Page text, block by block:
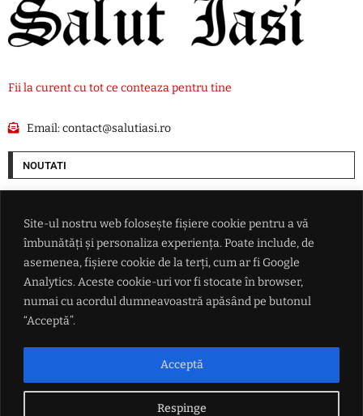
Site-ul nostru web folosește fișiere cookie pentru a vă
îmbunătăți și personaliza experiența. Poate include, de
asemenea, fișiere cookie de la terți, cum ar fi Google
Analytics. Aceste cookie-uri vor fi stocate în browser,
numai cu acordul dumneavoastră apăsând pe butonul
“Acceptă”.
Respinge
Acceptă
Fii la curent cu tot ce conteaza pentru tine
Email:contact@salutiasi.ro
NOUTATI
pentru o mină de scandiu din Australia
Ucraina lovește două rafinării din Rusia într-un atac cu aproape 400 de
Președintele federației argentiniene a vorbit despre viitorul lui Lionel